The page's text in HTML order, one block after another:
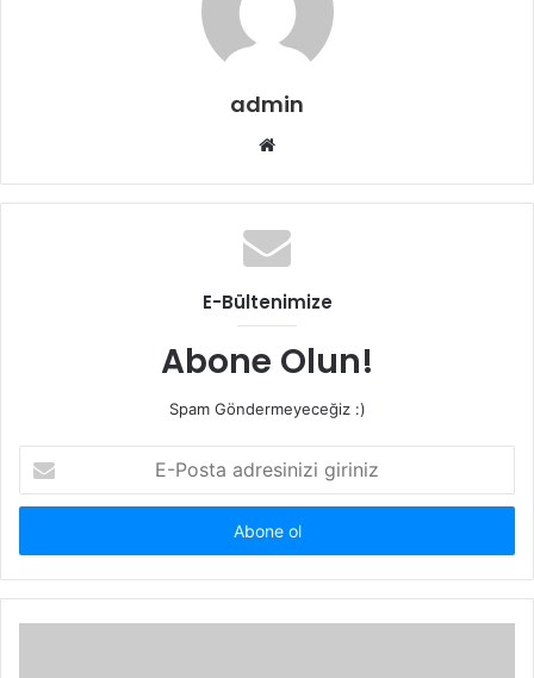
admin
Web
E-Bültenimize
Abone Olun!
Spam Göndermeyeceğiz :)
Posta
adresinizi